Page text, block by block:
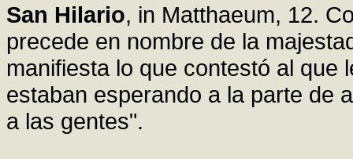
San Hilario, in Matthaeum, 12.
precede en nombre de la
manifiesta lo que contestó al que
estaban esperando a la parte de
a las gentes".